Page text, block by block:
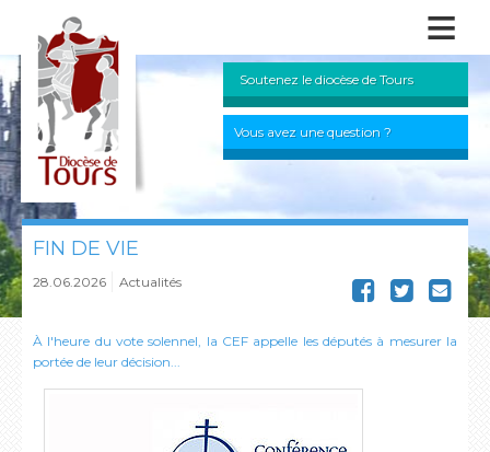
≡
Soutenez le diocèse de Tours
Vous avez une question ?
FIN DE VIE
28.06.2026 Actualités
À l'heure du vote solennel, la CEF appelle les députés à mesurer la
portée de leur décision...